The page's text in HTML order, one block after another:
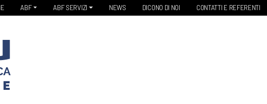
ABF ABF SERVIZI NEWS DICONO DI NOI CONTATTI E REFERENTI